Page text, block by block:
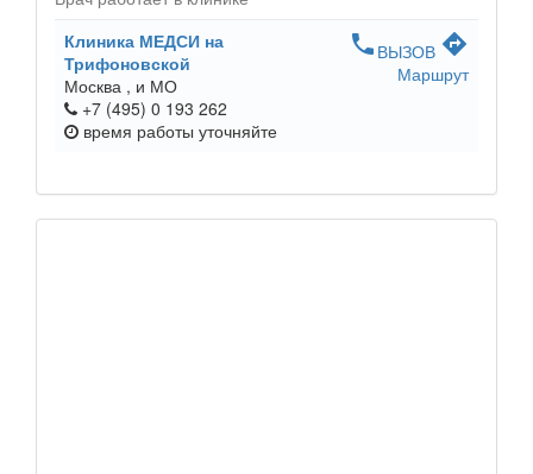
Клиника МЕДСИ на
Трифоновской
Москва , и МО
+7 (495) 0 193 262
время работы уточняйте
phone ВЫЗОВ directions
Маршрут